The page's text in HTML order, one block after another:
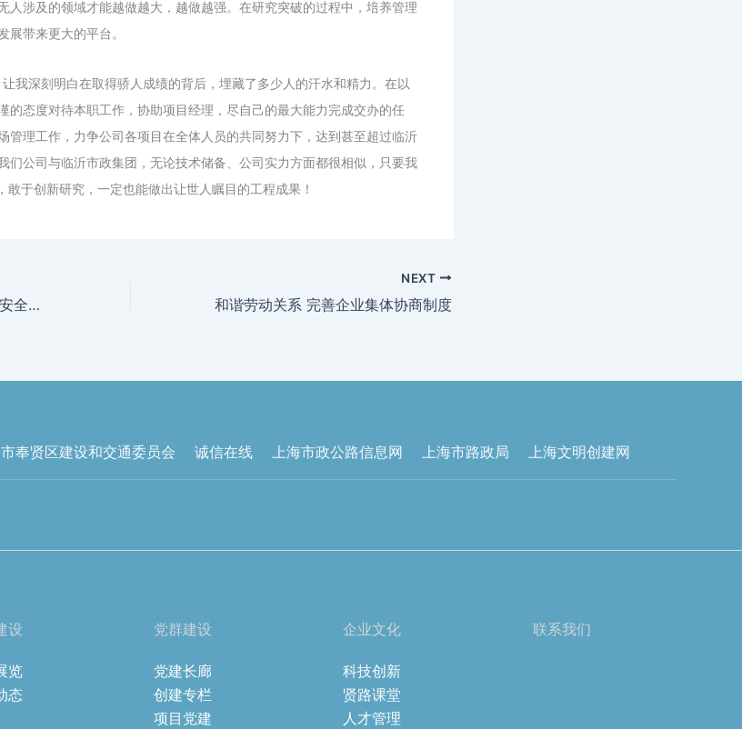
人涉及的领域才能越做越大，越做越强。在研究突破的过程中，培养管理
展带来更大的平台。
我深刻明白在取得骄人成绩的背后，埋藏了多少人的汗水和精力。在以
的态度对待本职工作，协助项目经理，尽自己的最大能力完成交办的任
管理工作，力争公司各项目在全体人员的共同努力下，达到甚至超过临沂
们公司与临沂市政集团，无论技术储备、公司实力方面都很相似，只要我
敢于创新研究，一定也能做出让世人瞩目的工程成果！
浦星公路项目部组织召开年底安全专题会议
NEXT
和谐劳动关系 完善企业集体协商制度
市奉贤区建设和交通委员会 诚信在线 上海市政公路信息网 上海市路政局 上海文明创建网
设
览
态
党群建设
党建长廊
创建专栏
项目党建
企业文化
科技创新
贤路课堂
人才管理
联系我们